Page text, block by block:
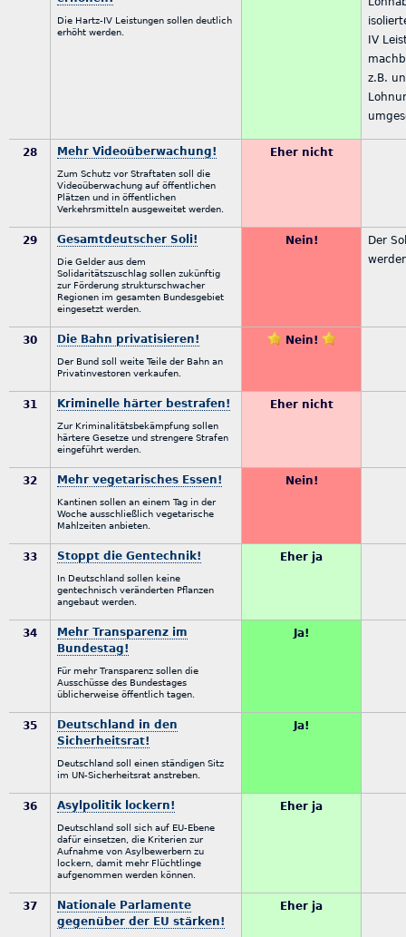
Die Hartz-IV Leistungen sollen deutlich
erhöht werden.
IV
z.B.
28 Mehr Videoüberwachung!
Zum Schutz vor Straftaten soll die
Videoüberwachung auf öffentlichen
Plätzen und in öffentlichen
Verkehrsmitteln ausgeweitet werden.
Eher nicht
29 Gesamtdeutscher Soli!
Die Gelder aus dem
Solidaritätszuschlag sollen zukünftig
zur Förderung strukturschwacher
Regionen im gesamten Bundesgebiet
eingesetzt werden.
Nein!
Der
30 Die Bahn privatisieren!
Der Bund soll weite Teile der Bahn an
Privatinvestoren verkaufen.
Nein!
31 Kriminelle härter bestrafen!
Zur Kriminalitätsbekämpfung sollen
härtere Gesetze und strengere Strafen
eingeführt werden.
Eher nicht
32 Mehr vegetarisches Essen!
Kantinen sollen an einem Tag in der
Woche ausschließlich vegetarische
Mahlzeiten anbieten.
Nein!
33 Stoppt die Gentechnik!
In Deutschland sollen keine
gentechnisch veränderten Pflanzen
angebaut werden.
Eher ja
34
Mehr Transparenz im
Bundestag!
Für mehr Transparenz sollen die
Ausschüsse des Bundestages
üblicherweise öffentlich tagen.
Ja!
35
Deutschland in den
Sicherheitsrat!
Deutschland soll einen ständigen Sitz
im UN-Sicherheitsrat anstreben.
Ja!
36 Asylpolitik lockern!
Deutschland soll sich auf EU-Ebene
dafür einsetzen, die Kriterien zur
Aufnahme von Asylbewerbern zu
lockern, damit mehr Flüchtlinge
aufgenommen werden können.
Eher ja
37
Nationale Parlamente
gegenüber der EU stärken!
Eher ja